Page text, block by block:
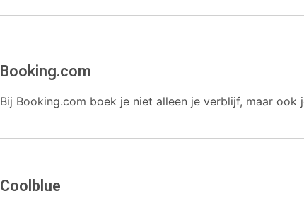
Booking.com
Bij Booking.com boek je niet alleen je verblijf, maar ook
Coolblue